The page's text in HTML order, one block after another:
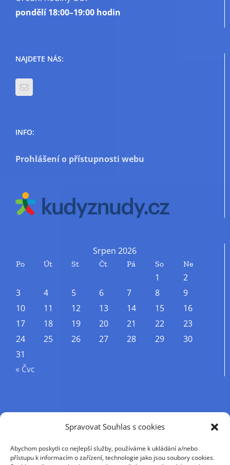
Spravovat Souhlas s cookies
Abychom poskytli co nejlepší služby, používáme k ukládání a/nebo
přístupu k informacím o zařízení, technologie jako jsou soubory cookies.
pondělí18:00–19:00 hodin
NAJDETE NÁS:
INFO:
Prohlášení o přístupnosti webu
Srpen 2026
Po Út St Čt Pá So Ne
1
2
3
4 5 6 7 8
9
10
11 12 13 14 15
16
17
18 19 20 21 22
23
24
25 26 27 28 29
30
31
« Čvc
Příjmení
Křestní jméno